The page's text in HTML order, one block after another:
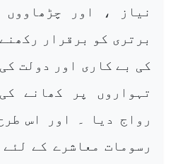
نیاز ، اور
برتری کو برقرار
کی بے کاری اور دولت
تہواروں پر کھانے
رواج دیا ۔ اور اس
رسومات معاشرے کے